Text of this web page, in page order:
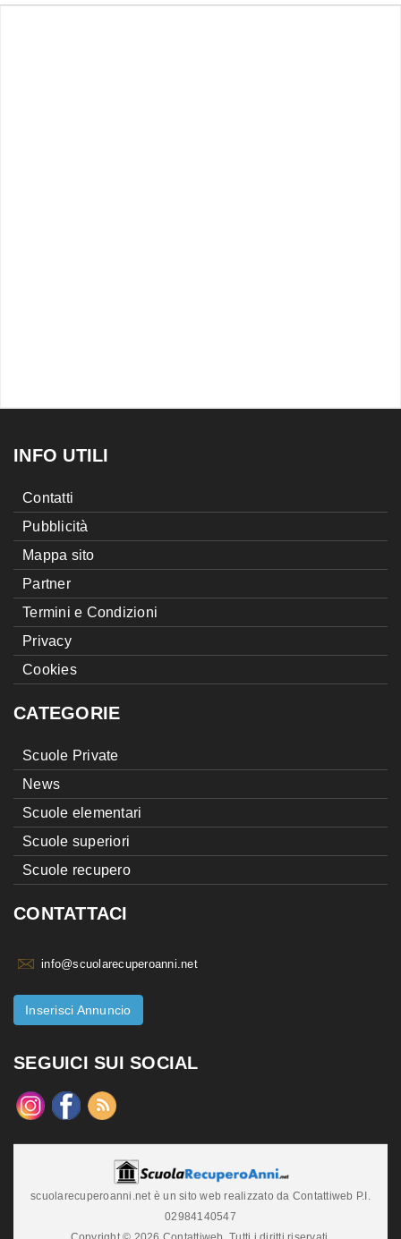
INFO UTILI
Contatti
Pubblicità
Mappa sito
Partner
Termini e Condizioni
Privacy
Cookies
CATEGORIE
Scuole Private
News
Scuole elementari
Scuole superiori
Scuole recupero
CONTATTACI
info@scuolarecuperoanni.net
Inserisci Annuncio
SEGUICI SUI SOCIAL
scuolarecuperoanni.net è un sito web realizzato da Contattiweb P.I.
02984140547